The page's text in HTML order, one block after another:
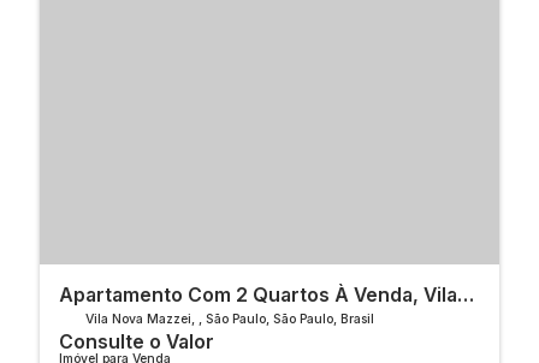
Apartamento Com 2 Quartos À Venda, Vila
Nova Mazzei - São Paulo
Vila Nova Mazzei São Paulo São Paulo Brasil
Consulte o Valor
Imóvel para Venda